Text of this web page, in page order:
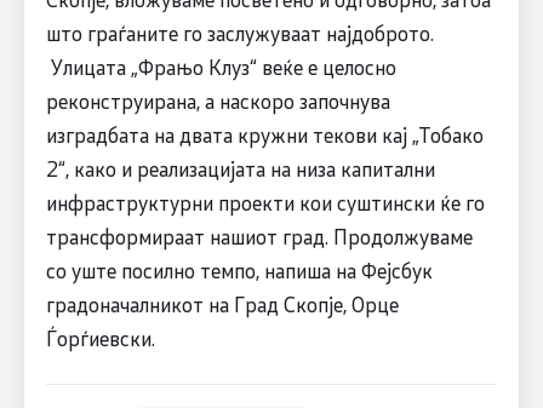
што граѓаните го заслужуваат најдоброто.
Улицата „Фрањо Клуз“ веќе е целосно
реконструирана, а наскоро започнува
изградбата на двата кружни текови кај „Тобако
2“, како и реализацијата на низа капитални
инфраструктурни проекти кои суштински ќе го
трансформираат нашиот град. Продолжуваме
со уште посилно темпо, напиша на Фејсбук
градоначалникот на Град Скопје, Орце
Ѓорѓиевски.